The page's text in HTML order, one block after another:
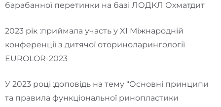
барабанної перетинки на базі ЛОДКЛ Охматдит
2023 рік :приймала участь у XI Міжнародній
конференції з дитячої оториноларингології
EUROLOR-2023
У 2023 році :доповідь на тему “Основні принципи
та правила функціональної ринопластики